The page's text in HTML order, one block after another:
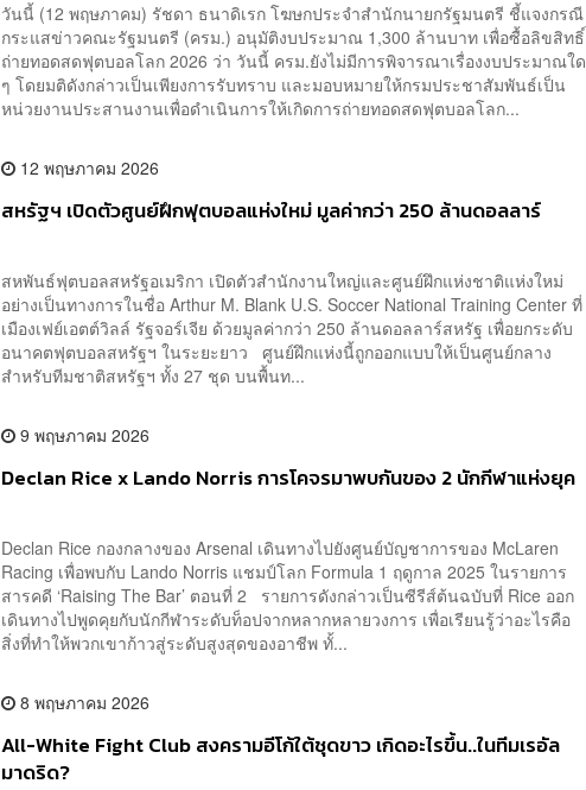
วันนี้ (12 พฤษภาคม) รัชดา ธนาดิเรก โฆษกประจำสำนักนายกรัฐมนตรี ชี้แจงกรณี
กระแสข่าวคณะรัฐมนตรี (ครม.) อนุมัติงบประมาณ 1,300 ล้านบาท เพื่อซื้อลิขสิทธิ์
ถ่ายทอดสดฟุตบอลโลก 2026 ว่า วันนี้ ครม.ยังไม่มีการพิจารณาเรื่องงบประมาณใด
ๆ โดยมติดังกล่าวเป็นเพียงการรับทราบ และมอบหมายให้กรมประชาสัมพันธ์เป็น
หน่วยงานประสานงานเพื่อดำเนินการให้เกิดการถ่ายทอดสดฟุตบอลโลก...
12 พฤษภาคม 2026
สหรัฐฯ เปิดตัวศูนย์ฝึกฟุตบอลแห่งใหม่ มูลค่ากว่า 250 ล้านดอลลาร์
สหพันธ์ฟุตบอลสหรัฐอเมริกา เปิดตัวสำนักงานใหญ่และศูนย์ฝึกแห่งชาติแห่งใหม่
อย่างเป็นทางการในชื่อ Arthur M. Blank U.S. Soccer National Training Center ที่
เมืองเฟย์เอตต์วิลล์ รัฐจอร์เจีย ด้วยมูลค่ากว่า 250 ล้านดอลลาร์สหรัฐ เพื่อยกระดับ
อนาคตฟุตบอลสหรัฐฯ ในระยะยาว ศูนย์ฝึกแห่งนี้ถูกออกแบบให้เป็นศูนย์กลาง
สำหรับทีมชาติสหรัฐฯ ทั้ง 27 ชุด บนพื้นท...
9 พฤษภาคม 2026
Declan Rice x Lando Norris การโคจรมาพบกันของ 2 นักกีฬาแห่งยุค
Declan Rice กองกลางของ Arsenal เดินทางไปยังศูนย์บัญชาการของ McLaren
Racing เพื่อพบกับ Lando Norris แชมป์โลก Formula 1 ฤดูกาล 2025 ในรายการ
สารคดี ‘Raising The Bar’ ตอนที่ 2 รายการดังกล่าวเป็นซีรีส์ต้นฉบับที่ Rice ออก
เดินทางไปพูดคุยกับนักกีฬาระดับท็อปจากหลากหลายวงการ เพื่อเรียนรู้ว่าอะไรคือ
สิ่งที่ทำให้พวกเขาก้าวสู่ระดับสูงสุดของอาชีพ ทั้...
8 พฤษภาคม 2026
All-White Fight Club สงครามอีโก้ใต้ชุดขาว เกิดอะไรขึ้น..ในทีมเรอัล
มาดริด?